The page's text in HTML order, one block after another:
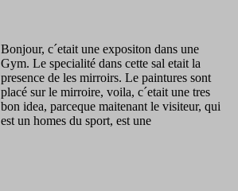
Bonjour, c´etait une expositon dans une
Gym. Le specialité dans cette sal etait la
presence de les mirroirs. Le paintures sont
placé sur le mirroire, voila, c´etait une tres
bon idea, parceque maitenant le visiteur, qui
est un homes du sport, est une